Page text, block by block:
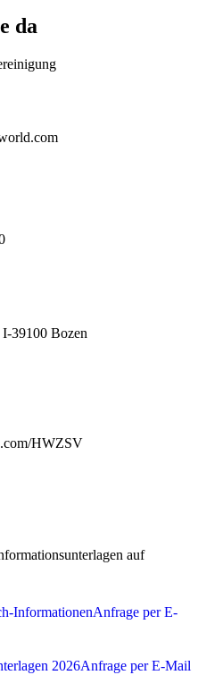
da
39100 Bozen
HWZSV
auf
InformationenAnfrage per E-
2026Anfrage per E-Mail